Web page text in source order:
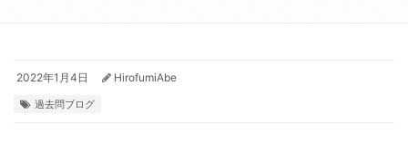
2022年1月4日 HirofumiAbe
過去問ブログ